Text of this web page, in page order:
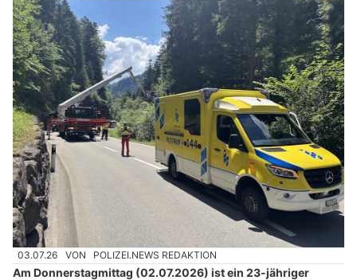
03.07.26 VON POLIZEI.NEWS REDAKTION
Am Donnerstagmittag (02.07.2026) ist ein 23-jähriger